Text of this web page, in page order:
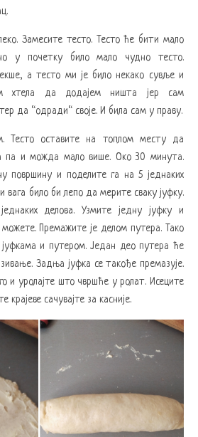
Замесите тесто. Тесто ће бити мало
у почетку било мало чудно тесто.
а тесто ми је било некако сувље и
хтела да додајем ништа јер сам
да “одради“ своје. И била сам у праву.
Тесто оставите на топлом месту да
па и можда мало више. Око 30 минута.
површину и поделите га на 5 једнаких
вага било би лепо да мерите сваку јуфку.
делова. Узмите једну јуфку и
можете. Премажите је делом путера. Тако
и путером. Један део путера ће
Задња јуфка се такође премазује.
и уролајте што чвршће у ролат. Исеците
крајеве сачувајте за касније.